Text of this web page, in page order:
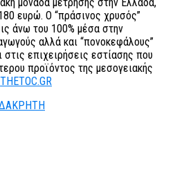
ευρώ. Ο “πράσινος χρυσός”
άνω του 100% μέσα στην
αλλά και “πονοκεφάλους”
επιχειρήσεις εστίασης που
προϊόντος της μεσογειακής
THETOC.GR
ΚΡΗΤΗ